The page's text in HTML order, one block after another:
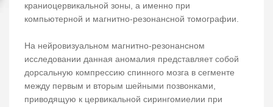
краниоцервикальной зоны, а именно при
компьютерной и магнитно-резонансной томографии.
На нейровизуальном магнитно-резонансном
исследовании данная аномалия представляет собой
дорсальную компрессию спинного мозга в сегменте
между первым и вторым шейными позвонками,
приводящую к цервикальной сирингомиелии при